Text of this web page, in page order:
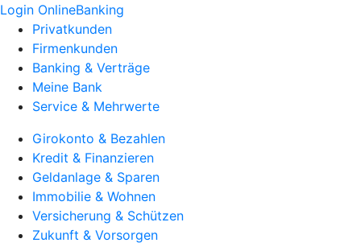
Login OnlineBanking
Privatkunden
Firmenkunden
Banking & Verträge
Meine Bank
Service & Mehrwerte
Girokonto & Bezahlen
Kredit & Finanzieren
Geldanlage & Sparen
Immobilie & Wohnen
Versicherung & Schützen
Zukunft & Vorsorgen